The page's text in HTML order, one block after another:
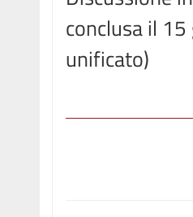
conclusa il
unificato)